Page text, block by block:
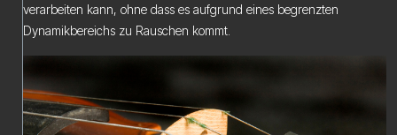
verarbeiten kann, ohne dass es aufgrund eines begrenzten
Dynamikbereichs zu Rauschen kommt.